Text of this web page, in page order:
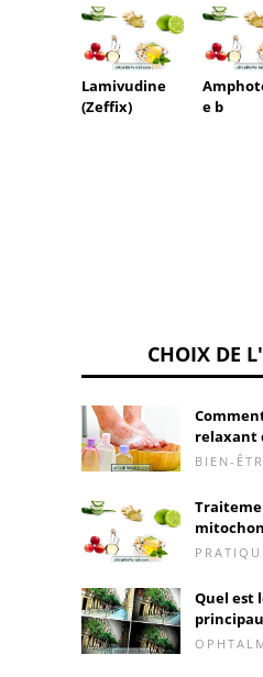
Lamivudine
(Zeffix)
e b
CHOIX DE
relaxant
BIEN-
Quel est